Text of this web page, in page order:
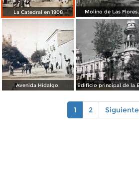
La Catedral en 1908 Molino de Las Flores.
Avenida Hidalgo.
1 2 Siguiente